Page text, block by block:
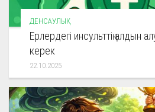
ДЕНСАУЛЫҚ
Ерлердегі инсульттің алдын
керек
22.10.2025